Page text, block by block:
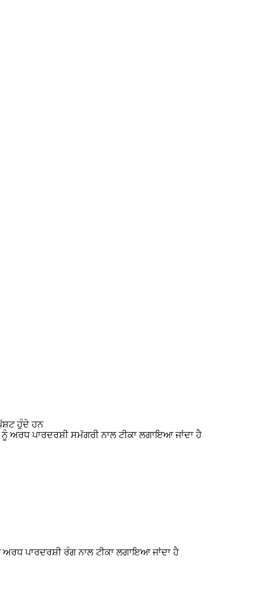
ਹੁੰਦੇ ਹਨ
ਅਰਧ ਪਾਰਦਰਸ਼ੀ ਸਮੱਗਰੀ ਨਾਲ ਟੀਕਾ ਲਗਾਇਆ ਜਾਂਦਾ ਹੈ
ਪਾਰਦਰਸ਼ੀ ਰੰਗ ਨਾਲ ਟੀਕਾ ਲਗਾਇਆ ਜਾਂਦਾ ਹੈ